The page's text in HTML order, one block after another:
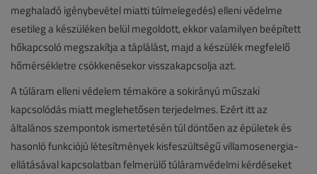
meghaladó igénybevétel miatti túlmelegedés) elleni védelme
esetileg a készüléken belül megoldott, ekkor valamilyen beépített
hőkapcsoló megszakítja a táplálást, majd a készülék megfelelő
hőmérsékletre csökkenésekor visszakapcsolja azt.
A túláram elleni védelem témaköre a sokirányú műszaki
kapcsolódás miatt meglehetősen terjedelmes. Ezért itt az
általános szempontok ismertetésén túl döntően az épületek és
hasonló funkciójú létesítmények kisfeszültségű villamosenergia-
ellátásával kapcsolatban felmerülő túláramvédelmi kérdéseket